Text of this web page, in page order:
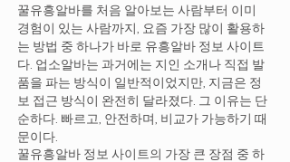
꿀유흥알바를 처음 알아보는 사람부터 이미
경험이 있는 사람까지, 요즘 가장 많이 활용하
는 방법 중 하나가 바로 유흥알바 정보 사이트
다. 업소알바는 과거에는 지인 소개나 직접 발
품을 파는 방식이 일반적이었지만, 지금은 정
보 접근 방식이 완전히 달라졌다. 그 이유는 단
순하다. 빠르고, 안전하며, 비교가 가능하기 때
문이다.
꿀유흥알바 정보 사이트의 가장 큰 장점 중 하